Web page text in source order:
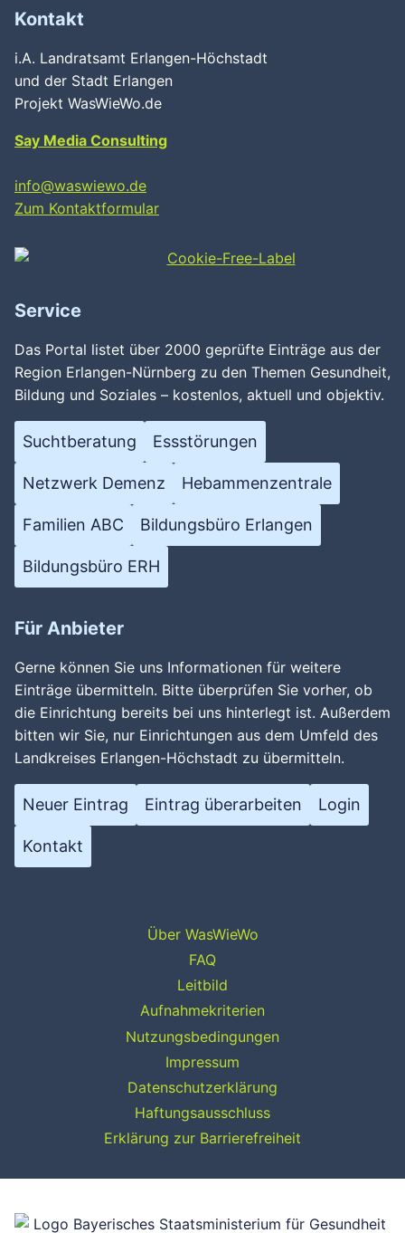
Kontakt
i.A. Landratsamt Erlangen-Höchstadt
und der Stadt Erlangen
Projekt WasWieWo.de
Say Media Consulting
info@waswiewo.de
Zum Kontaktformular
Service
Das Portal listet über 2000 geprüfte Einträge aus der
Region Erlangen-Nürnberg zu den Themen Gesundheit,
Bildung und Soziales – kostenlos, aktuell und objektiv.
Suchtberatung Essstörungen
Netzwerk Demenz Hebammenzentrale
Familien ABC Bildungsbüro Erlangen
Bildungsbüro ERH
Für Anbieter
Gerne können Sie uns Informationen für weitere
Einträge übermitteln. Bitte überprüfen Sie vorher, ob
die Einrichtung bereits bei uns hinterlegt ist. Außerdem
bitten wir Sie, nur Einrichtungen aus dem Umfeld des
Landkreises Erlangen-Höchstadt zu übermitteln.
Neuer Eintrag Eintrag überarbeiten Login
Kontakt
Über WasWieWo
FAQ
Leitbild
Aufnahmekriterien
Nutzungsbedingungen
Impressum
Datenschutzerklärung
Haftungsausschluss
Erklärung zur Barrierefreiheit